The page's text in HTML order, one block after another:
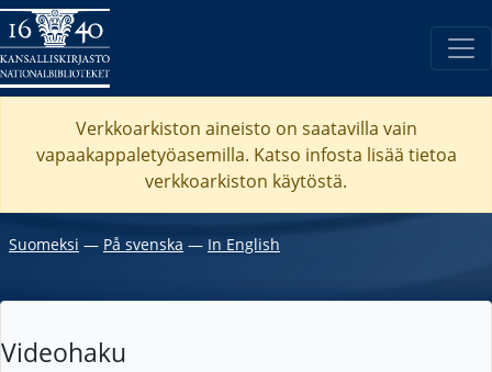
Verkkoarkiston aineisto on saatavilla vain
vapaakappaletyöasemilla. Katso infosta lisää tietoa
verkkoarkiston käytöstä.
Suomeksi ― På svenska ― In English
Videohaku